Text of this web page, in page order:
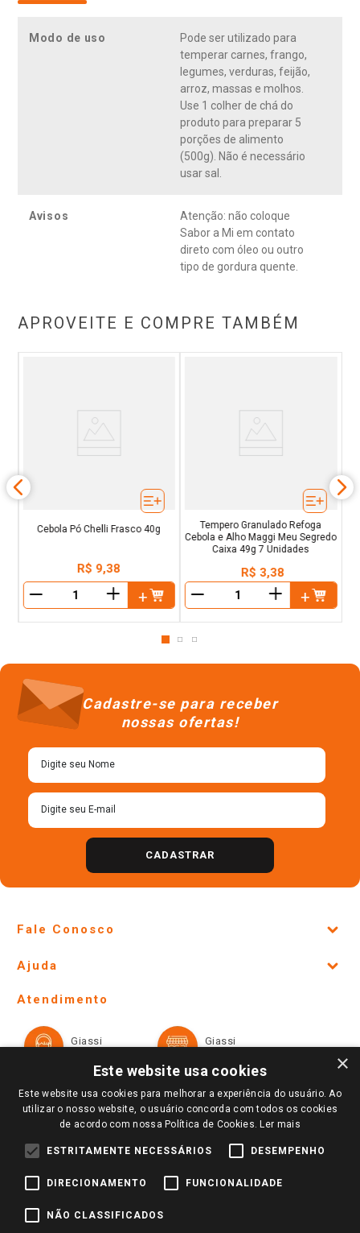
Modo de uso
Pode ser utilizado para
temperar carnes, frango,
legumes, verduras, feijão,
arroz, massas e molhos.
Use 1 colher de chá do
produto para preparar 5
porções de alimento
(500g). Não é necessário
usar sal.
Avisos
Atenção: não coloque
Sabor a Mi em contato
direto com óleo ou outro
tipo de gordura quente.
APROVEITE E COMPRE TAMBÉM
Cebola Pó Chelli Frasco 40g
R$ 9,38
＋
Tempero Granulado Refoga
Cebola e Alho Maggi Meu Segredo
Caixa 49g 7 Unidades
R$ 3,38
＋
Cadastre-se para receber
nossas ofertas!
CADASTRAR
Fale Conosco
Lojas Físicas e Horários
Ofertas
Televendas
Notícias
Perguntas frequentes
Identidade Visual
Ajuda
Formas de Pagamento
Trocas e Devoluções
Atendimento
Giassi
Giassi
Redes Sociais
Pagamento e Segurança
×
Este website usa cookies
Este website usa cookies para melhorar a experiência do usuário. Ao
utilizar o nosso website, o usuário concorda com todos os cookies
de acordo com nossa Política de Cookies. Ler mais
ESTRITAMENTE NECESSÁRIOS DESEMPENHO
DIRECIONAMENTO FUNCIONALIDADE
NÃO CLASSIFICADOS